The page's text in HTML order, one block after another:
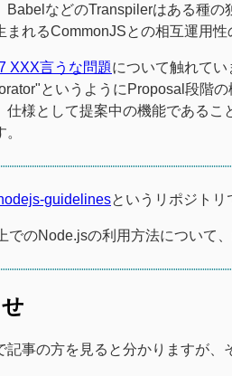
BabelなどのTranspilerはある種の
まれるCommonJSとの相互運用
XXX言うな問題について触れてい
というようにProposal段階
仕様として提案中の機能である
guidelinesというリポジトリ
でのNode.jsの利用方法について
記事の方を見ると分かりますが